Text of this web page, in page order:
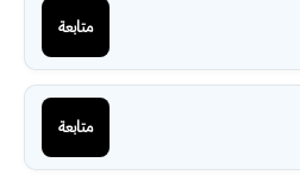
متابعة
متابعة